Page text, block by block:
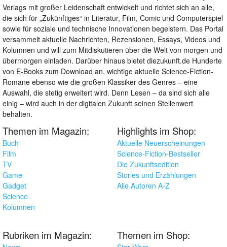
Verlags mit großer Leidenschaft entwickelt und richtet sich an alle,
die sich für „Zukünftiges“ in Literatur, Film, Comic und Computerspiel
sowie für soziale und technische Innovationen begeistern. Das Portal
versammelt aktuelle Nachrichten, Rezensionen, Essays, Videos und
Kolumnen und will zum Mitdiskutieren über die Welt von morgen und
übermorgen einladen. Darüber hinaus bietet diezukunft.de Hunderte
von E-Books zum Download an, wichtige aktuelle Science-Fiction-
Romane ebenso wie die großen Klassiker des Genres – eine
Auswahl, die stetig erweitert wird. Denn Lesen – da sind sich alle
einig – wird auch in der digitalen Zukunft seinen Stellenwert
behalten.
Themen im Magazin:
Buch
Film
TV
Game
Gadget
Science
Kolumnen
Highlights im Shop:
Aktuelle Neuerscheinungen
Science-Fiction-Bestseller
Die Zukunftsedition
Stories und Erzählungen
Alle Autoren A-Z
Rubriken im Magazin: Themen im Shop: